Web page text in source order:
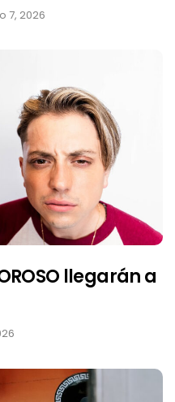
7, 2026
llegarán a